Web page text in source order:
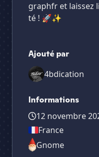
graphfr et laissez
té ! 🚀✨
Ajouté par
4bdication
Informations
12 novembre
France
Gnome